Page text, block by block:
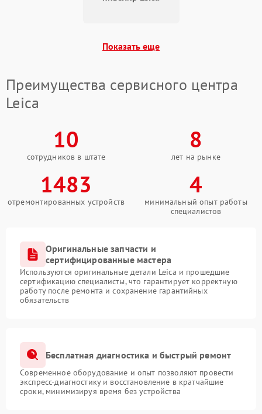
Показать еще
Преимущества сервисного центра
Leica
10
сотрудников в штате
8
лет на рынке
1483
отремонтированных устройств
4
минимальный опыт работы
специалистов
Оригинальные запчасти и
сертифицированные мастера
Используются оригинальные детали Leica и прошедшие
сертификацию специалисты, что гарантирует корректную
работу после ремонта и сохранение гарантийных
обязательств
Бесплатная диагностика и быстрый ремонт
Современное оборудование и опыт позволяют провести
экспресс-диагностику и восстановление в кратчайшие
сроки, минимизируя время без устройства